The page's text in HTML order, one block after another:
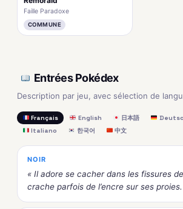
Faille Paradoxe
COMMUNE
Entrées Pokédex
Description par jeu, avec sélection de
Français English 日本語
Italiano
한국어 中文
NOIR
« Il adore se cacher dans les fissures
crache parfois de l’encre sur ses